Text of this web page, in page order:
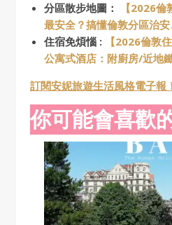
分區散步地圖：
【2026
最安全？搞懂倫敦分區治
住宿免煩惱 :
【2026倫敦
公寓式酒店：附廚房/近地
訂閱安妮旅遊生活風格電子報！
你可能會喜歡